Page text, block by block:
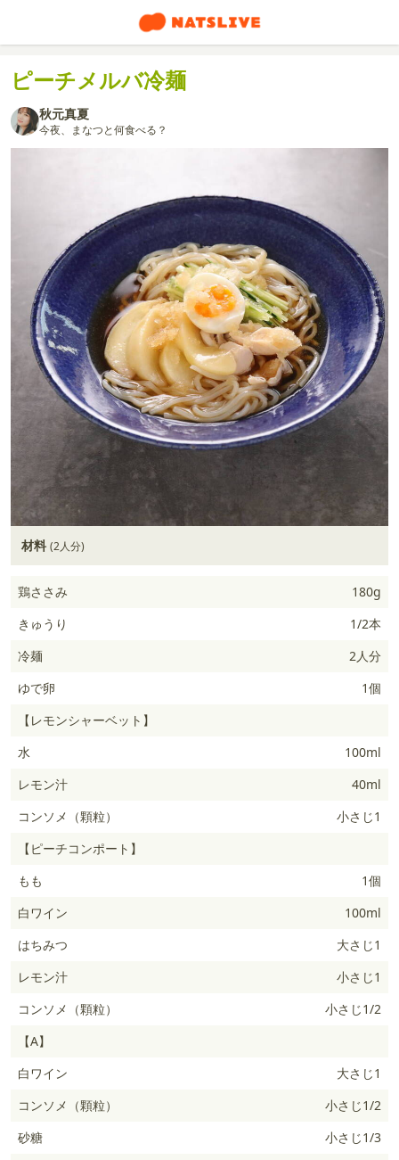
ピーチメルバ冷麺
秋元真夏
今夜、まなつと何食べる？
材料 (2人分)
鶏ささみ
180g
きゅうり
1/2本
冷麺
2人分
ゆで卵
1個
【レモンシャーベット】
水
100ml
レモン汁
40ml
コンソメ（顆粒）
小さじ1
【ピーチコンポート】
もも
1個
白ワイン
100ml
はちみつ
大さじ1
レモン汁
小さじ1
コンソメ（顆粒）
小さじ1/2
【A】
白ワイン
大さじ1
コンソメ（顆粒）
小さじ1/2
砂糖
小さじ1/3